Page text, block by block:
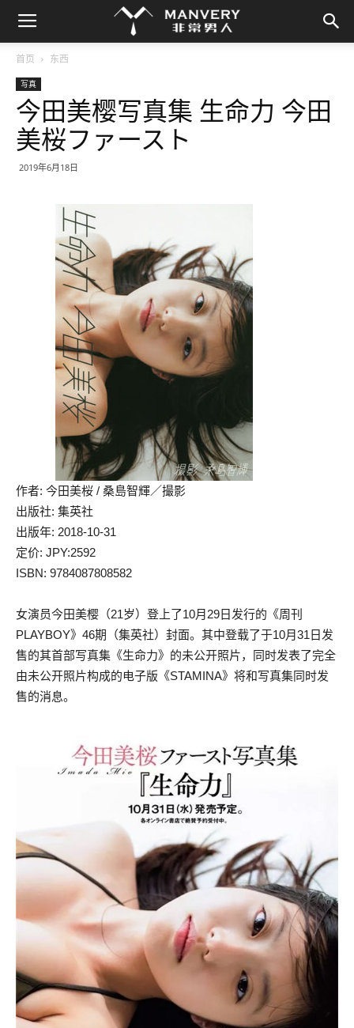
首页 东西
写真
今田美樱写真集 生命力 今田
美桜ファースト
2019年6月18日
作者: 今田美桜 / 桑島智輝／撮影
出版社: 集英社
出版年: 2018-10-31
定价: JPY:2592
ISBN: 9784087808582
女演员今田美樱（21岁）登上了10月29日发行的《周刊
PLAYBOY》46期（集英社）封面。其中登载了于10月31日发
售的其首部写真集《生命力》的未公开照片，同时发表了完全
由未公开照片构成的电子版《STAMINA》将和写真集同时发
售的消息。